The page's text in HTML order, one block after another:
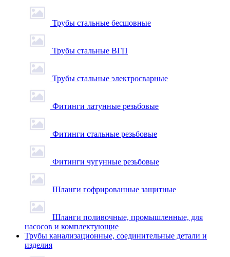
Трубы стальные бесшовные
Трубы стальные ВГП
Трубы стальные электросварные
Фитинги латунные резьбовые
Фитинги стальные резьбовые
Фитинги чугунные резьбовые
Шланги гофрированные защитные
Шланги поливочные, промышленные, для
насосов и комплектующие
Трубы канализационные, соединительные детали и
изделия